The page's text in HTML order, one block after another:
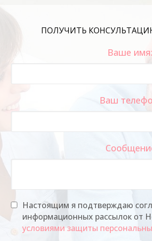
ПОЛУЧИТЬ
Ваше имя:
Ваш
Настоящим я подтверждаю
информационных рассылок от
условиями защиты